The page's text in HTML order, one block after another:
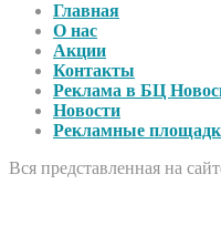
Главная
О нас
Акции
Контакты
Реклама в БЦ
Новости
Рекламные
Вся представленная на